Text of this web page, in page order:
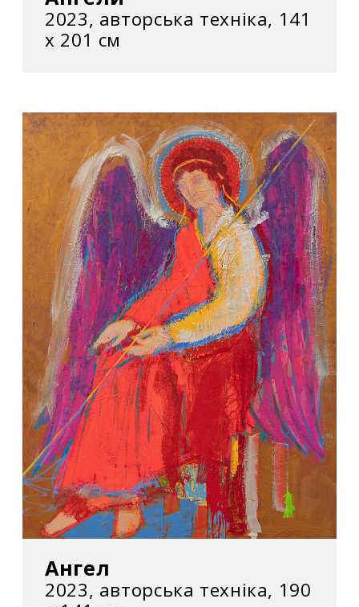
2023, авторська техніка, 141
х 201 см
Ангел
2023, авторська техніка, 190